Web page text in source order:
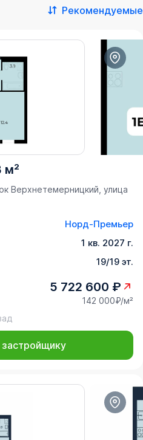
Рекомендуемые
м²
Верхнетемерницкий, улица
Норд-Премьер
1 кв. 2027 г.
19/19 эт.
5 722 600 ₽
142 000₽/м²
застройщику